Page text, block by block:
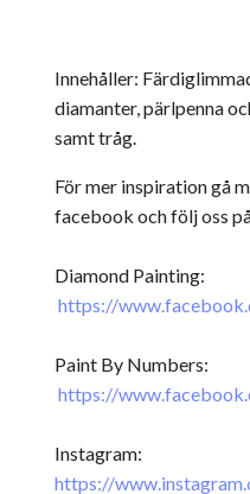
Innehåller:
diamanter, pärlpenna
samt tråg.
För mer inspiration gå
facebook och följ oss
Diamond Painting:
https://
Paint By Numbers:
https://
Instagram:
https://